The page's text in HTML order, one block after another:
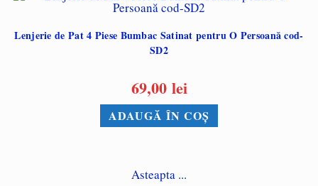
Lenjerie de Pat 4 Piese Bumbac Satinat pentru O Persoană cod-
SD2
69,00 lei
ADAUGĂ ÎN COȘ
Asteapta ...